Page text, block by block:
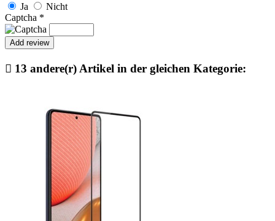
Ja
Nicht
Captcha *
 13 andere(r) Artikel in der gleichen Kategorie: